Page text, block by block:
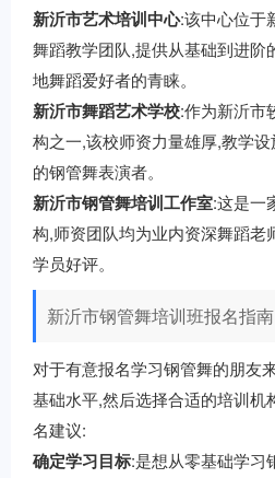
新沂市艺术培训中心:该中心位于
舞蹈教学团队,提供从基础到进阶
地舞蹈爱好者的青睐。
新沂市舞蹈艺术学校:作为新沂市
构之一,该校师资力量雄厚,教学
的钢管舞表演者。
新沂市钢管舞培训工作室:这是一
构,师资团队均为业内资深舞蹈老
学员好评。
新沂市钢管舞培训班报名指南
对于有意报名学习钢管舞的朋友
基础水平,然后选择合适的培训机
名建议:
确定学习目标:是想从零基础学习